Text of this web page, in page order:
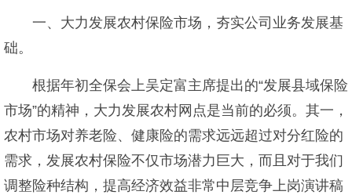
一、大力发展农村保险市场，夯实公司业务发展基
础。
根据年初全保会上吴定富主席提出的“发展县域保险
市场”的精神，大力发展农村网点是当前的必须。其一，
农村市场对养老险、健康险的需求远远超过对分红险的
需求，发展农村保险不仅市场潜力巨大，而且对于我们
调整险种结构，提高经济效益非常中层竞争上岗演讲稿